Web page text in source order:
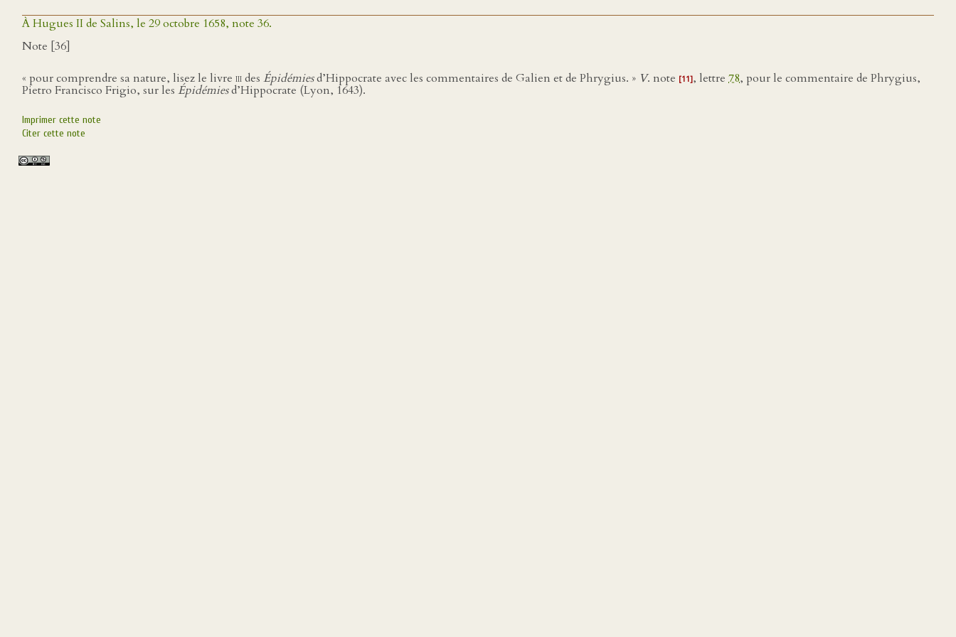
À Hugues II de Salins, le 29 octobre 1658, note 36.
Note [36]
« pour comprendre sa nature, lisez le livre iiides Épidémiesd’Hippocrate avec les commentaires de Galien et de Phrygius. » V. note [11], lettre 78, pour le commentaire de Phrygius,
Pietro Francisco Frigio, sur les Épidémiesd’Hippocrate (Lyon, 1643).
Imprimer cette note
Citer cette note